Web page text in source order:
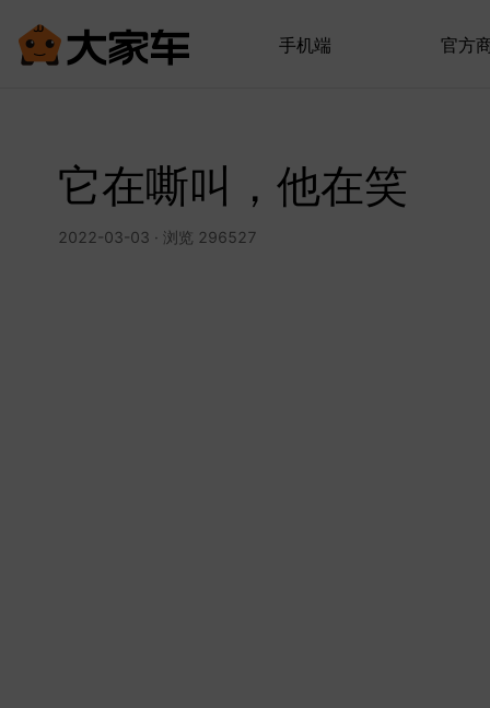
手机端 官方
它在嘶叫，他在笑
2022-03-03 · 浏览 296527